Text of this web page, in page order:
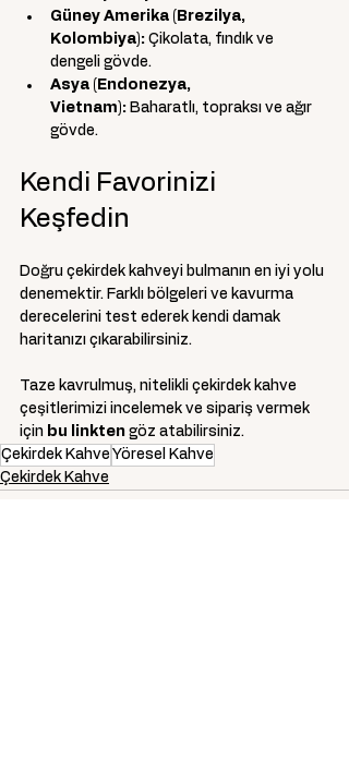
Güney Amerika (Brezilya,
Kolombiya): Çikolata, fındık ve
dengeli gövde.
Asya (Endonezya,
Vietnam): Baharatlı, topraksı ve ağır
gövde.
Kendi Favorinizi
Keşfedin
Doğru çekirdek kahveyi bulmanın en iyi yolu
denemektir. Farklı bölgeleri ve kavurma
derecelerini test ederek kendi damak
haritanızı çıkarabilirsiniz.
Taze kavrulmuş, nitelikli çekirdek kahve
çeşitlerimizi incelemek ve sipariş vermek
için bu linkten göz atabilirsiniz.
Çekirdek Kahve Yöresel Kahve
Çekirdek Kahve